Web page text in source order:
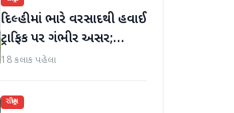
દિલ્હીમાં ભારે વરસાદથી હવાઈ
ટ્રાફિક પર ગંભીર અસર;
ઈન્ડિગોએ મુસાફરો માટે
18 કલાક પહેલા
રાષ્ટ્રીય